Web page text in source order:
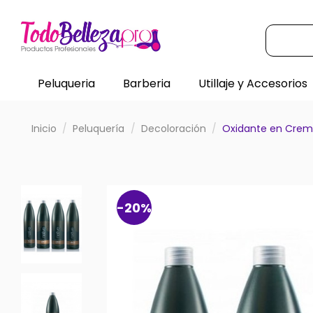
Peluqueria Barberia Utillaje y Accesorios
Inicio Peluquería Decoloración Oxidante en
-20%